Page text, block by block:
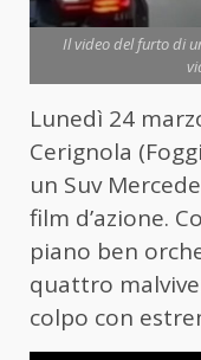
Il video del furto di
Lunedì 24
Cerignola
un Suv
film d’azione.
piano ben
quattro
colpo con